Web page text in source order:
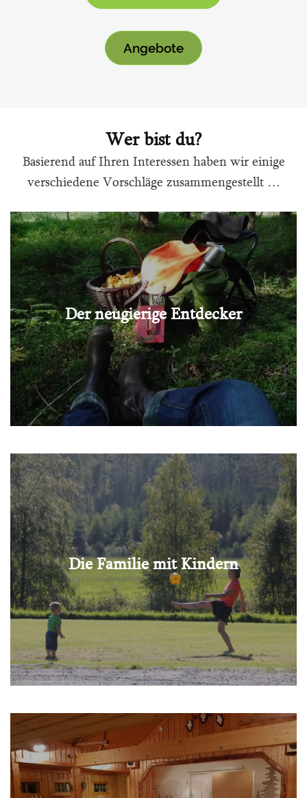
Angebote
Wer bist du?
Basierend auf Ihren Interessen haben wir einige
verschiedene Vorschläge zusammengestellt …
Der neugierige Entdecker
Die Familie mit Kindern